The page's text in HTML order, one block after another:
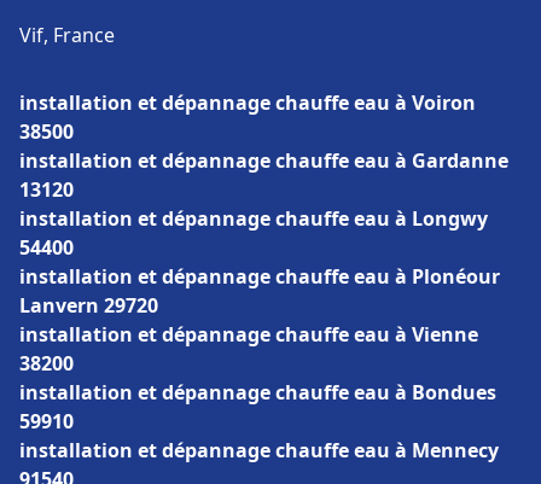
Vif, France
installation et dépannage chauffe eau à Voiron
38500
installation et dépannage chauffe eau à Gardanne
13120
installation et dépannage chauffe eau à Longwy
54400
installation et dépannage chauffe eau à Plonéour
Lanvern 29720
installation et dépannage chauffe eau à Vienne
38200
installation et dépannage chauffe eau à Bondues
59910
installation et dépannage chauffe eau à Mennecy